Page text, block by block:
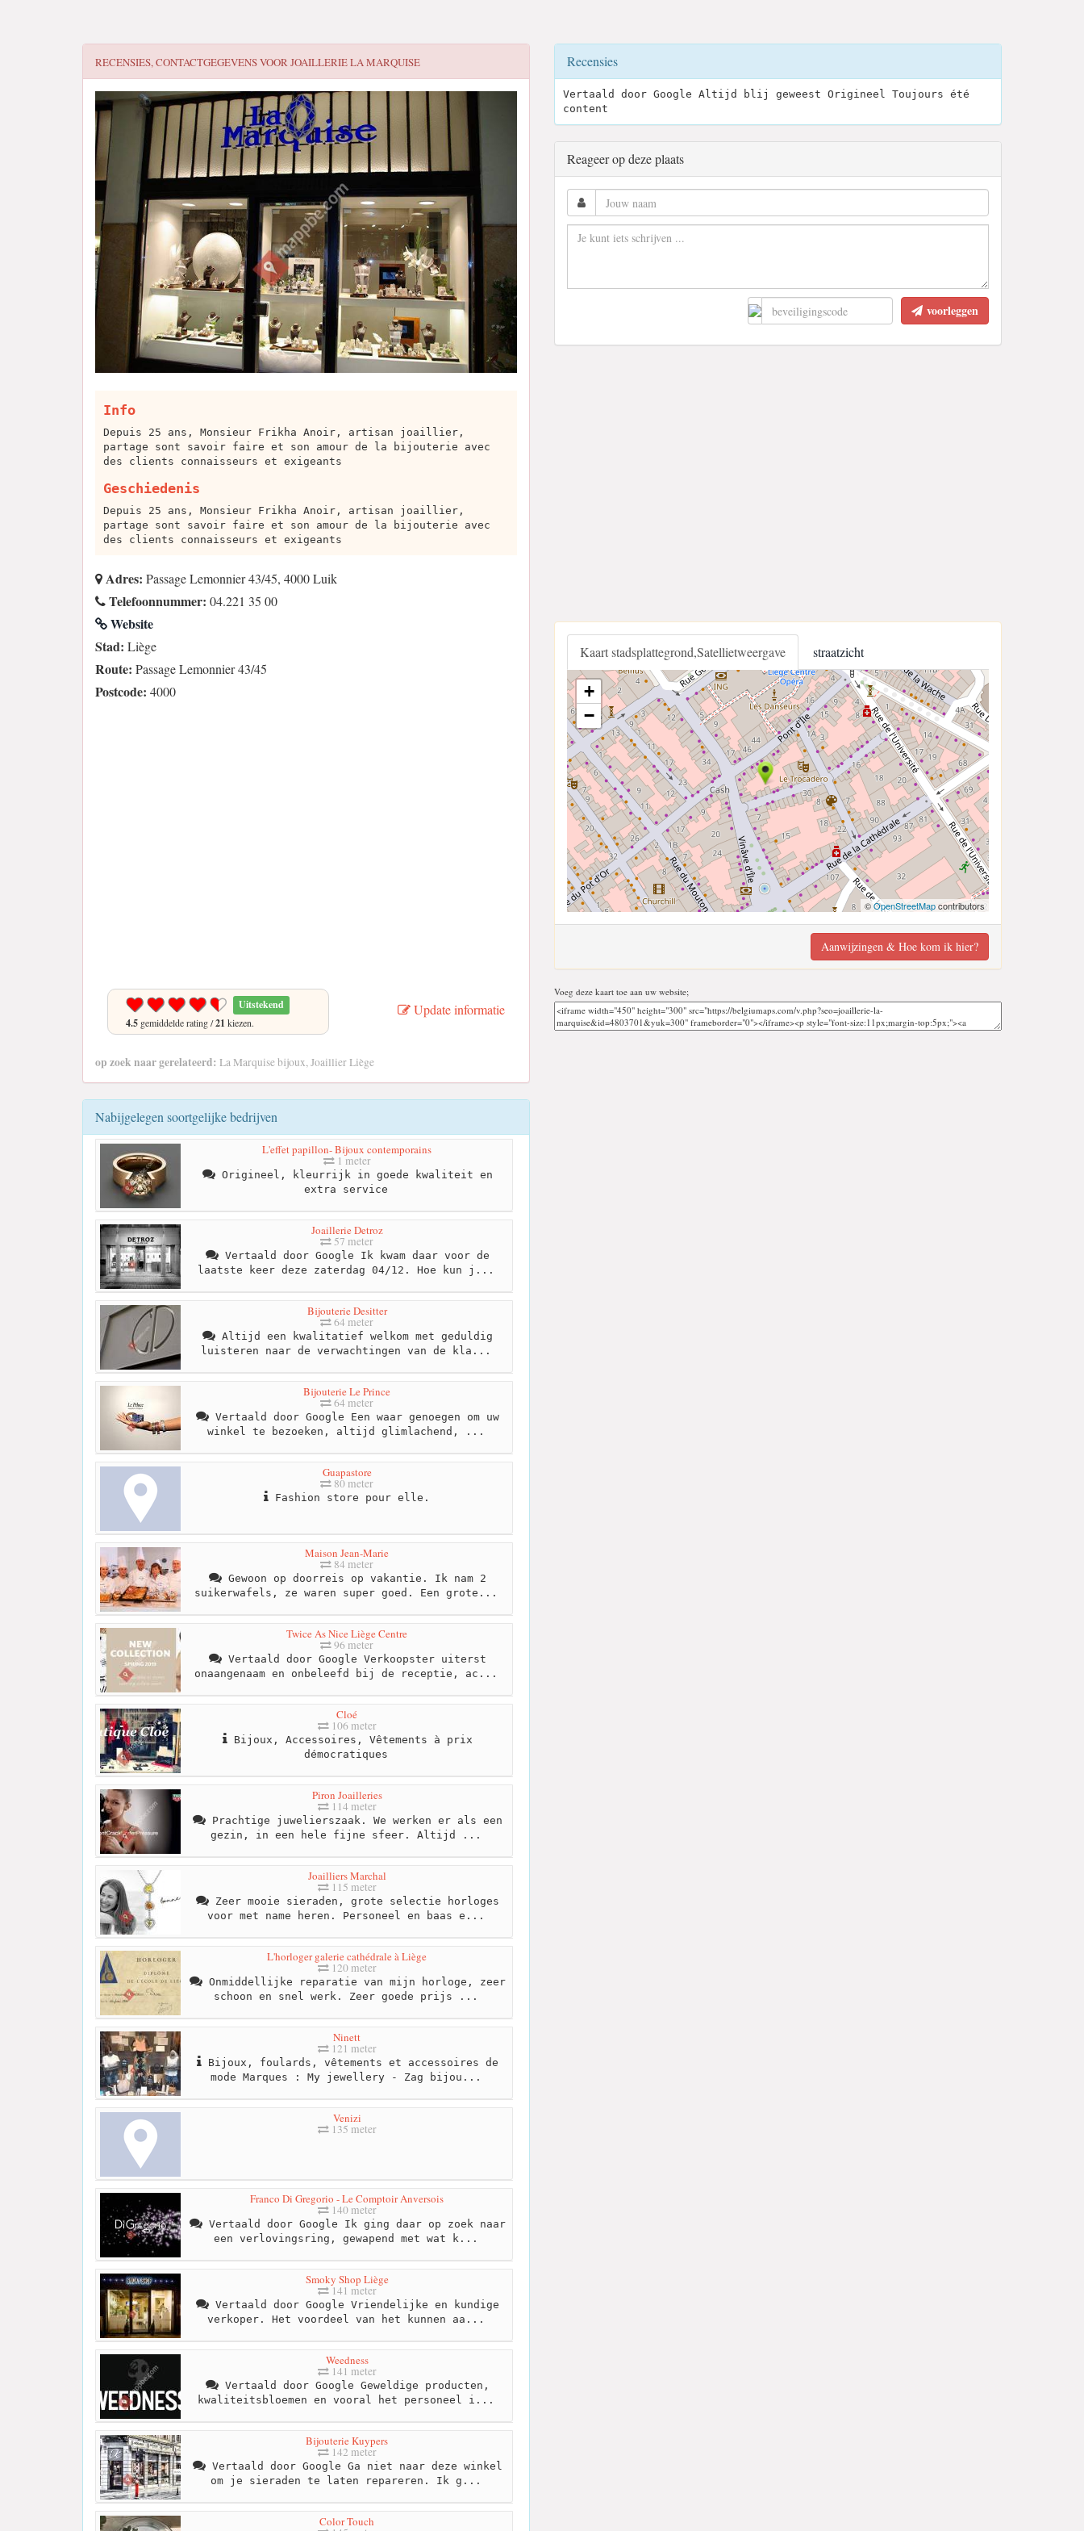
RECENSIES, CONTACTGEGEVENS VOORJOAILLERIE LA MARQUISE
Info
Depuis 25 ans, Monsieur Frikha Anoir, artisan joaillier,
partage sont savoir faire et son amour de la bijouterie avec
des clients connaisseurs et exigeants
Geschiedenis
Depuis 25 ans, Monsieur Frikha Anoir, artisan joaillier,
partage sont savoir faire et son amour de la bijouterie avec
des clients connaisseurs et exigeants
Adres: Passage Lemonnier 43/45, 4000 Luik
Telefoonnummer: 04.221 35 00
Website
Stad: Liège
Route: Passage Lemonnier 43/45
Postcode: 4000
Uitstekend
4.5 gemiddelde rating /21 kiezen.
Update informatie
op zoek naar gerelateerd: La Marquise bijoux, Joaillier Liège
Nabijgelegen soortgelijke bedrijven
L'effet papillon- Bijoux contemporains
1 meter
Origineel, kleurrijk in goede kwaliteit en
extra service
Joaillerie Detroz
57 meter
Vertaald door Google Ik kwam daar voor de
laatste keer deze zaterdag 04/12. Hoe kun j...
Bijouterie Desitter
64 meter
Altijd een kwalitatief welkom met geduldig
luisteren naar de verwachtingen van de kla...
Bijouterie Le Prince
64 meter
Vertaald door Google Een waar genoegen om uw
winkel te bezoeken, altijd glimlachend, ...
Guapastore
80 meter
Fashion store pour elle.
Maison Jean-Marie
84 meter
Gewoon op doorreis op vakantie. Ik nam 2
suikerwafels, ze waren super goed. Een grote...
Twice As Nice Liège Centre
96 meter
Vertaald door Google Verkoopster uiterst
onaangenaam en onbeleefd bij de receptie, ac...
Cloé
106 meter
Bijoux, Accessoires, Vêtements à prix
démocratiques
Piron Joailleries
114 meter
Prachtige juwelierszaak. We werken er als een
gezin, in een hele fijne sfeer. Altijd ...
Joailliers Marchal
115 meter
Zeer mooie sieraden, grote selectie horloges
voor met name heren. Personeel en baas e...
L'horloger galerie cathédrale à Liège
120 meter
Onmiddellijke reparatie van mijn horloge, zeer
schoon en snel werk. Zeer goede prijs ...
Ninett
121 meter
Bijoux, foulards, vêtements et accessoires de
mode Marques : My jewellery - Zag bijou...
Venizi
135 meter
Franco Di Gregorio - Le Comptoir Anversois
140 meter
Vertaald door Google Ik ging daar op zoek naar
een verlovingsring, gewapend met wat k...
Smoky Shop Liège
141 meter
Vertaald door Google Vriendelijke en kundige
verkoper. Het voordeel van het kunnen aa...
Weedness
141 meter
Vertaald door Google Geweldige producten,
kwaliteitsbloemen en vooral het personeel i...
Bijouterie Kuypers
142 meter
Vertaald door Google Ga niet naar deze winkel
om je sieraden te laten repareren. Ik g...
Color Touch
Recensies
Vertaald door Google Altijd blij geweest Origineel Toujours été
content
Reageer op deze plaats
voorleggen
Kaart stadsplattegrond,Satellietweergave straatzicht
+
−
©OpenStreetMapcontributors
Aanwijzingen & Hoe kom ik hier?
Voeg deze kaart toe aan uw website;